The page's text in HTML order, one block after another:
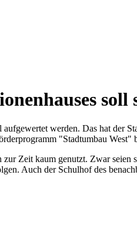
soll
werden. Das hat der
"Stadtumbau West"
Zeit kaum genutzt. Zwar
Auch der Schulhof des